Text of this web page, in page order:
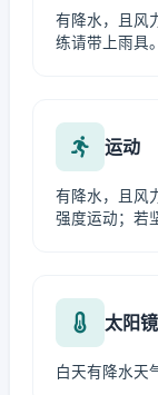
有降水，且风
练请带上雨具。
运动
有降水，且风
强度运动；若
太阳镜
白天有降水天